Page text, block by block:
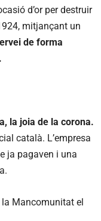
d’or per destruir
mitjançant un
de forma
la joia de la corona.
català. L’empresa
ja pagaven i una
Mancomunitat el